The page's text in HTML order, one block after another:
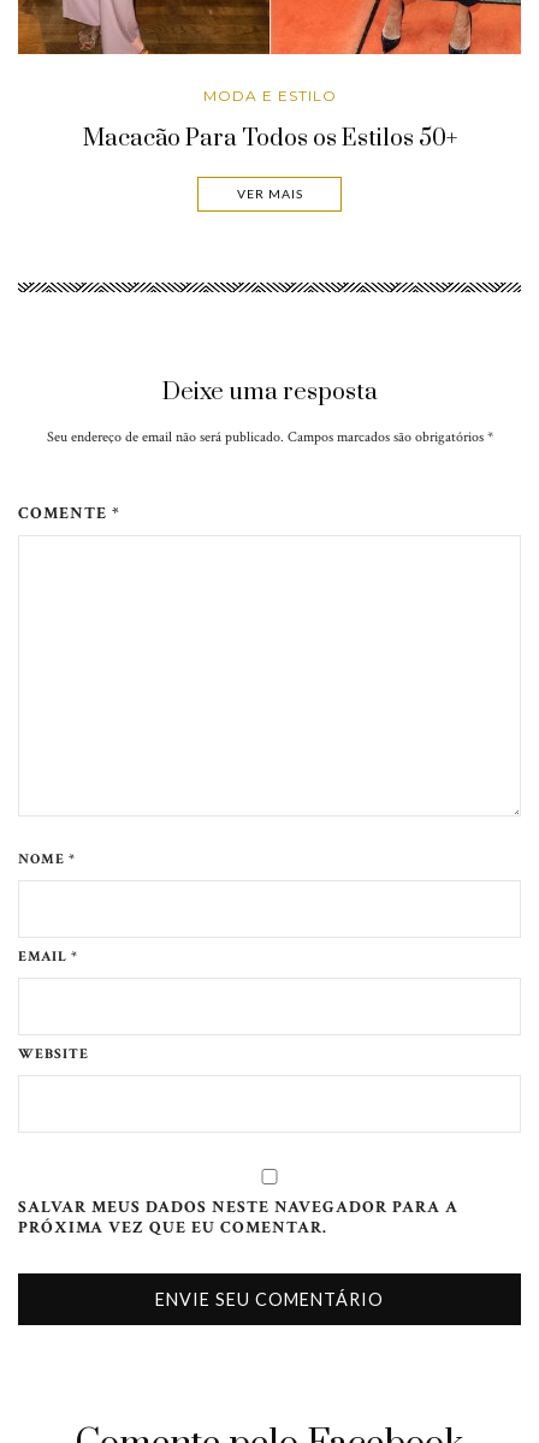
MODA E ESTILO
Macacão Para Todos os Estilos 50+
VER MAIS
Deixe uma resposta
Seu endereço de email não será publicado. Campos marcados são obrigatórios *
COMENTE *
NOME *
EMAIL *
WEBSITE
SALVAR MEUS DADOS NESTE NAVEGADOR PARA A
PRÓXIMA VEZ QUE EU COMENTAR.